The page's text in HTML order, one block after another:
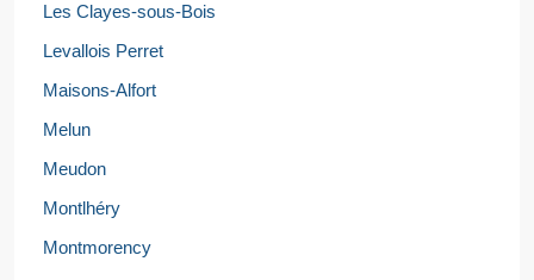
Les Clayes-sous-Bois
Levallois Perret
Maisons-Alfort
Melun
Meudon
Montlhéry
Montmorency